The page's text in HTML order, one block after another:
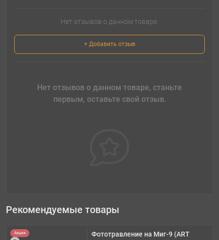
Нет отзывов о данном товаре.
+ Добавить отзыв
Нет отзывов о данном товаре, станьте
первым, оставьте свой отзыв.
Рекомендуемые товары
Акция Фототравление на Миг-9 (ART